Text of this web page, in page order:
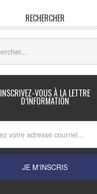
RECHERCHER
INSCRIVEZ-VOUS À LA LETTRE
D’INFORMATION